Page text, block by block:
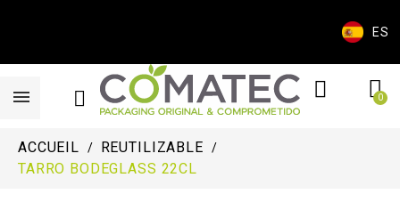
ES
ACCUEIL
REUTILIZABLE
TARRO BODEGLASS 22CL